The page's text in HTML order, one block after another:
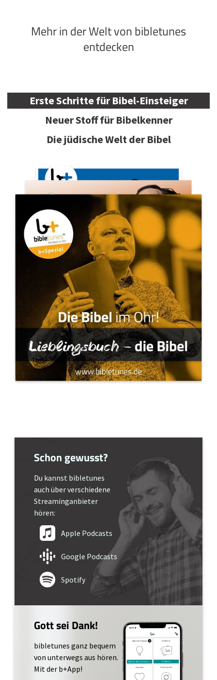
Mehr in der Welt von bibletunes
entdecken
Erste Schritte für Bibel-Einsteiger
Neuer Stoff für Bibelkenner
Die jüdische Welt der Bibel
Schon gewusst?
Du kannst bibletunes
auch über verschiedene
Streaminganbieter
hören:
Apple Podcasts
Google Podcasts
Spotify
Gott sei Dank!
bibletunes ganz bequem
von unterwegs aus hören.
Mit der b+App!